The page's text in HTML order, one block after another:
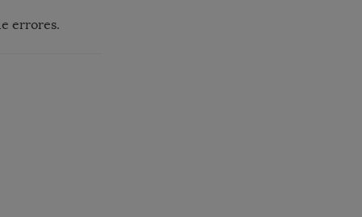
errores.